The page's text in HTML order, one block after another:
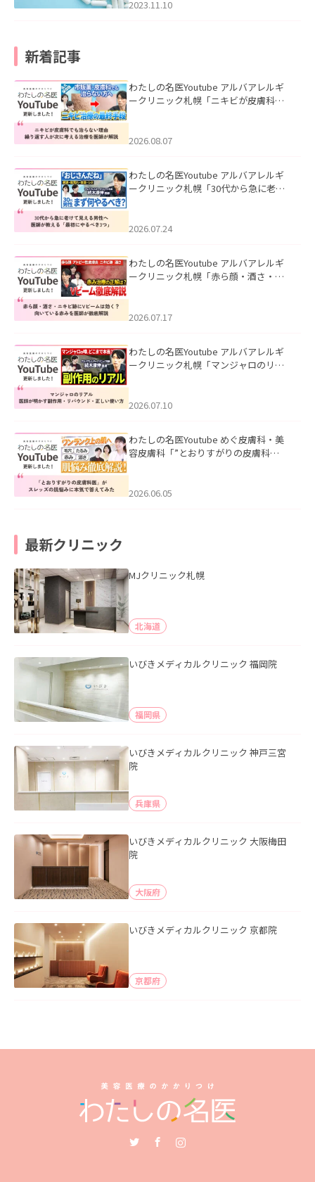
2023.11.10
新着記事
わたしの名医Youtube アルバアレルギ
ークリニック札幌「ニキビが皮膚科で
ました。
2026.08.07
わたしの名医Youtube アルバアレルギ
ークリニック札幌「30代から急に老け
た。
2026.07.24
わたしの名医Youtube アルバアレルギ
ークリニック札幌「赤ら顔・酒さ・ニ
した。
2026.07.17
わたしの名医Youtube アルバアレルギ
ークリニック札幌「マンジャロのリア
た。
2026.07.10
わたしの名医Youtube めぐ皮膚科・美
容皮膚科「”とおりすがりの皮膚科
2026.06.05
最新クリニック
MJクリニック札幌
北海道
いびきメディカルクリニック 福岡院
福岡県
いびきメディカルクリニック 神戸三宮
院
兵庫県
いびきメディカルクリニック 大阪梅田
院
大阪府
いびきメディカルクリニック 京都院
京都府